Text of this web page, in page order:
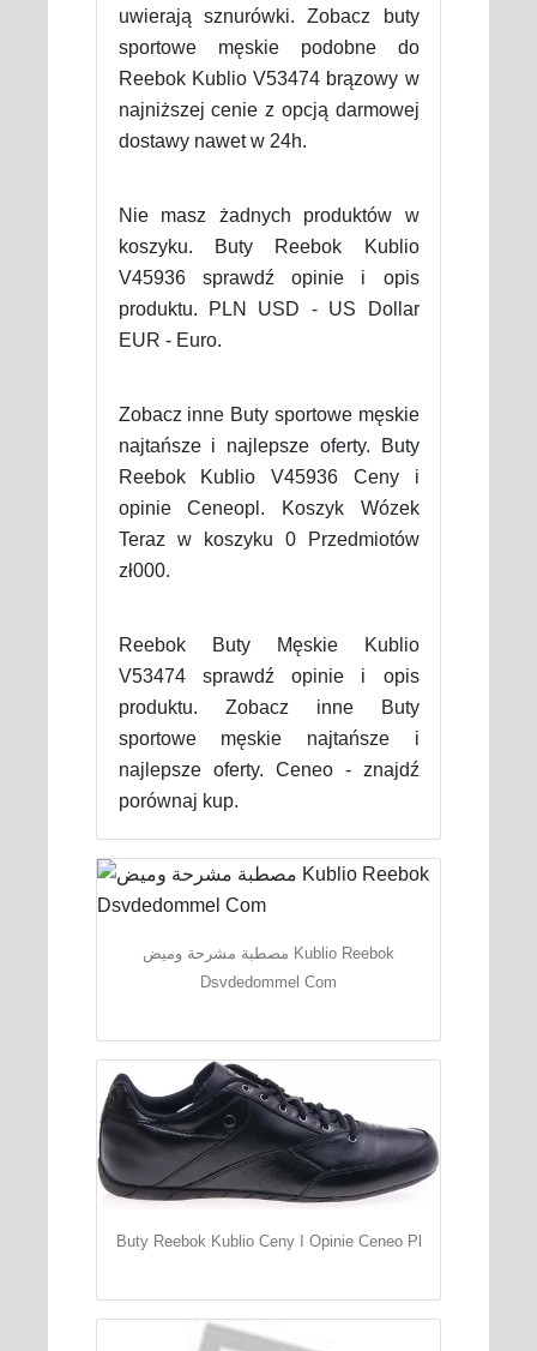
uwierają sznurówki. Zobacz buty
sportowe męskie podobne do
Reebok Kublio V53474 brązowy w
najniższej cenie z opcją darmowej
dostawy nawet w 24h.
Nie masz żadnych produktów w
koszyku. Buty Reebok Kublio
V45936 sprawdź opinie i opis
produktu. PLN USD - US Dollar
EUR - Euro.
Zobacz inne Buty sportowe męskie
najtańsze i najlepsze oferty. Buty
Reebok Kublio V45936 Ceny i
opinie Ceneopl. Koszyk Wózek
Teraz w koszyku 0 Przedmiotów
zł000.
Reebok Buty Męskie Kublio
V53474 sprawdź opinie i opis
produktu. Zobacz inne Buty
sportowe męskie najtańsze i
najlepsze oferty. Ceneo - znajdź
porównaj kup.
مصطبة مشرحة وميض Kublio Reebok
Dsvdedommel Com
Buty Reebok Kublio Ceny I Opinie Ceneo Pl